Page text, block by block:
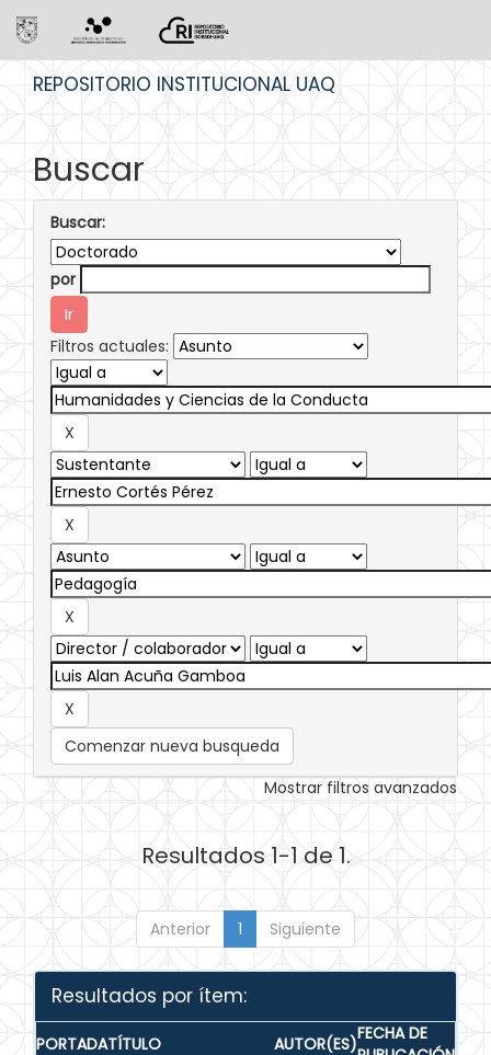
REPOSITORIO INSTITUCIONAL UAQ
Buscar
Buscar:
por
Filtros actuales:
Comenzar nueva busqueda
Mostrar filtros avanzados
Resultados 1-1 de 1.
Anterior 1 Siguiente
Resultados por ítem:
PORTADATÍTULO AUTOR(ES)FECHA DE